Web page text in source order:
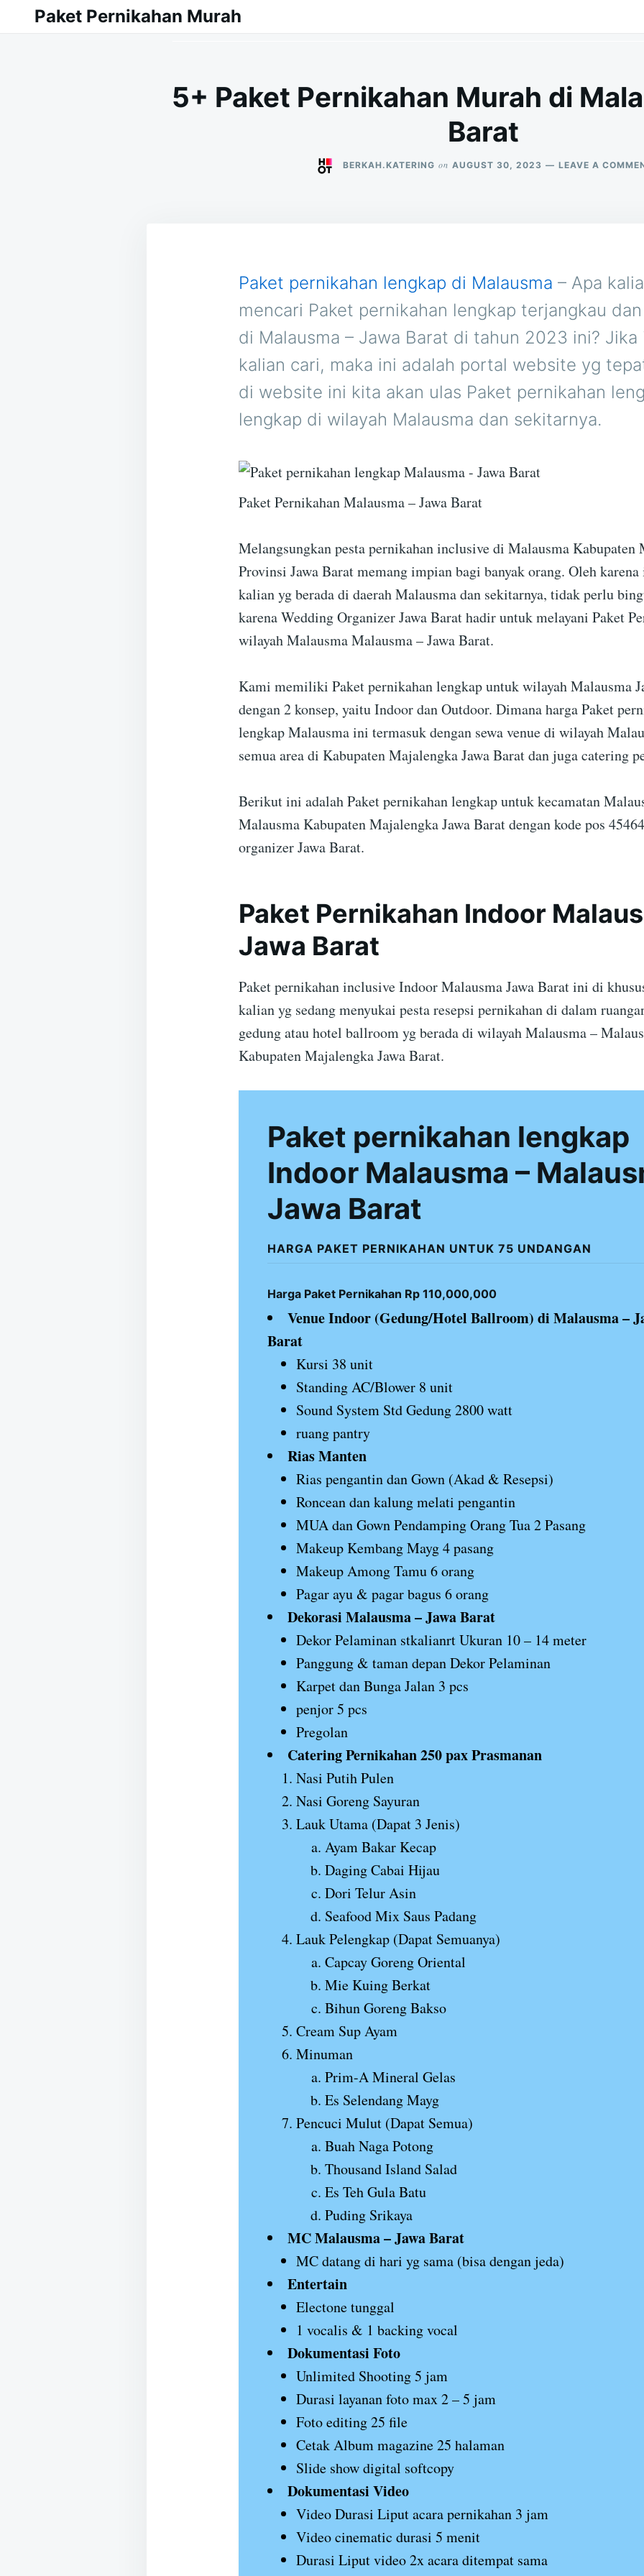
Search
Paket Pernikahan Murah
5+ Paket Pernikahan Murah di
Barat
BERKAH.KATERING on AUGUST 30, 2023 LEAVE A
Paket pernikahan lengkap di Malausma – Apa
mencari Paket pernikahan lengkap terjangkau
di Malausma – Jawa Barat di tahun 2023 ini?
kalian cari, maka ini adalah portal website yg
di website ini kita akan ulas Paket pernikahan
lengkap di wilayah Malausma dan sekitarnya.
Paket Pernikahan Malausma – Jawa Barat
Melangsungkan pesta pernikahan inclusive di Malausma Kabupaten
Provinsi Jawa Barat memang impian bagi banyak orang. Oleh
kalian yg berada di daerah Malausma dan sekitarnya, tidak perlu
karena Wedding Organizer Jawa Barat hadir untuk melayani Paket
wilayah Malausma Malausma – Jawa Barat.
Kami memiliki Paket pernikahan lengkap untuk wilayah Malausma
dengan 2 konsep, yaitu Indoor dan Outdoor. Dimana harga Paket
lengkap Malausma ini termasuk dengan sewa venue di wilayah
semua area di Kabupaten Majalengka Jawa Barat dan juga catering
Berikut ini adalah Paket pernikahan lengkap untuk kecamatan
Malausma Kabupaten Majalengka Jawa Barat dengan kode pos
organizer Jawa Barat.
Paket Pernikahan Indoor
Jawa Barat
Paket pernikahan inclusive Indoor Malausma Jawa Barat ini di
kalian yg sedang menyukai pesta resepsi pernikahan di dalam
gedung atau hotel ballroom yg berada di wilayah Malausma –
Kabupaten Majalengka Jawa Barat.
Paket pernikahan lengkap
Indoor Malausma –
Jawa Barat
HARGA PAKET PERNIKAHAN UNTUK 75 UNDANGAN
Harga Paket Pernikahan Rp 110,000,000
Venue Indoor (Gedung/Hotel Ballroom) di Malausma –
Barat
Kursi 38 unit
Standing AC/Blower 8 unit
Sound System Std Gedung 2800 watt
ruang pantry
Rias Manten
Rias pengantin dan Gown (Akad & Resepsi)
Roncean dan kalung melati pengantin
MUA dan Gown Pendamping Orang Tua 2 Pasang
Makeup Kembang Mayg 4 pasang
Makeup Among Tamu 6 orang
Pagar ayu & pagar bagus 6 orang
Dekorasi Malausma – Jawa Barat
Dekor Pelaminan stkalianrt Ukuran 10 – 14 meter
Panggung & taman depan Dekor Pelaminan
Karpet dan Bunga Jalan 3 pcs
penjor 5 pcs
Pregolan
Catering Pernikahan 250 pax Prasmanan
Nasi Putih Pulen
Nasi Goreng Sayuran
Lauk Utama (Dapat 3 Jenis)
Ayam Bakar Kecap
Daging Cabai Hijau
Dori Telur Asin
Seafood Mix Saus Padang
Lauk Pelengkap (Dapat Semuanya)
Capcay Goreng Oriental
Mie Kuing Berkat
Bihun Goreng Bakso
Cream Sup Ayam
Minuman
Prim-A Mineral Gelas
Es Selendang Mayg
Pencuci Mulut (Dapat Semua)
Buah Naga Potong
Thousand Island Salad
Es Teh Gula Batu
Puding Srikaya
MC Malausma – Jawa Barat
MC datang di hari yg sama (bisa dengan jeda)
Entertain
Electone tunggal
1 vocalis & 1 backing vocal
Dokumentasi Foto
Unlimited Shooting 5 jam
Durasi layanan foto max 2 – 5 jam
Foto editing 25 file
Cetak Album magazine 25 halaman
Slide show digital softcopy
Dokumentasi Video
Video Durasi Liput acara pernikahan 3 jam
Video cinematic durasi 5 menit
Durasi Liput video 2x acara ditempat sama